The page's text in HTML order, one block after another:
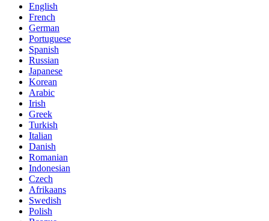
English
French
German
Portuguese
Spanish
Russian
Japanese
Korean
Arabic
Irish
Greek
Turkish
Italian
Danish
Romanian
Indonesian
Czech
Afrikaans
Swedish
Polish